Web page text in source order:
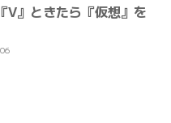
V』ときたら『仮想』を